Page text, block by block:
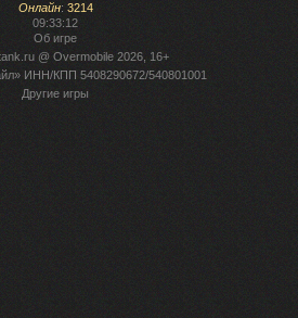
Онлайн: 3214
09:33:12
Об игре
@ Overmobile 2026, 16+
ИНН/КПП 5408290672/540801001
Другие игры